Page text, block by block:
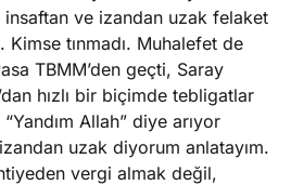
Spor
Yazıları
ve izandan uzak felaket
tınmadı. Muhalefet de
TBMM’den geçti, Saray
hızlı bir biçimde tebligatlar
Allah” diye arıyor
uzak diyorum anlatayım.
vergi almak değil,